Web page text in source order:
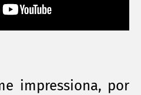
impressiona, por